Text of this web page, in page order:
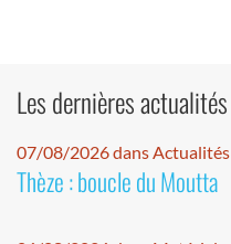
Les dernières actualités
07/08/2026 dans Actualités
Thèze : boucle du Moutta